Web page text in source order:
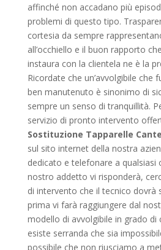
affinché non accadano più
problemi di questo tipo.
cortesia da sempre
all’occhiello e il buon rapporto
instaura con la clientela ne è la
Ricordate che un’avvolgibile che
ben manutenuto è sinonimo di
sempre un senso di tranquillità.
servizio di pronto intervento
Sostituzione Tapparelle
sul sito internet della nostra
dedicato e telefonare a qualsiasi
nostro addetto vi risponderà,
di intervento che il tecnico dovrà
prima vi farà raggiungere dal
modello di avvolgibile in grado di
esiste serranda che sia
possibile che non riusciamo a